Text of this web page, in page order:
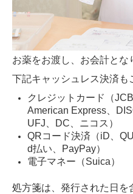
お薬をお渡し、お会計とな
下記キャッシュレス決済も
クレジットカード（
American Express、
UFJ、DC、ニコス）
QRコード決済（iD、
d払い、PayPay）
電子マネー（Suica）
処方箋は、発行された日